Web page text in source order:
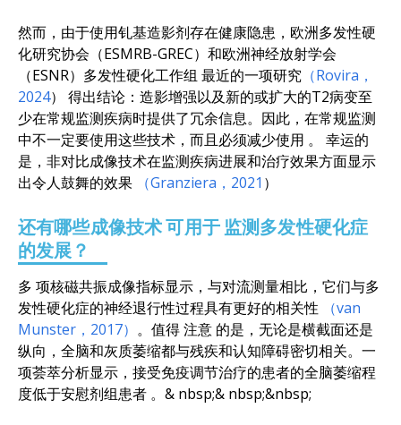
然而，由于使用钆基造影剂存在健康隐患 ， 欧洲多发性硬
化研究协会（ESMRB-GREC）和欧洲神经放射学会
（ESNR）多发性硬化工作组 最近的一项研究 （Rovira，
2024）
得出结论：造影增强以及新的或扩大的T2病变至
少在常规监测疾病时提供了冗余信息。因此，在常规监测
中不一定要使用这些技术，而且必须减少使用 。
幸运的
是，非对比成像技术在监测疾病进展和治疗效果方面显示
出令人鼓舞的效果
（Granziera，2021 ）
还有哪些成像技术可用于监测多发性硬化症
的发展 ？
多 项核磁共振成像指标显示，与对流测量相比，它们与多
发性硬化症的神经退行性过程具有更好的相关性
（van
Munster，2017） 。 值得注意 的是，无论是横截面还是
纵向，全脑和灰质萎缩都与残疾和认知障碍密切相关。一
项荟萃分析显示，接受免疫调节治疗的患者的全脑萎缩程
度低于安慰剂组患者 。 & nbsp;& nbsp;&nbsp;